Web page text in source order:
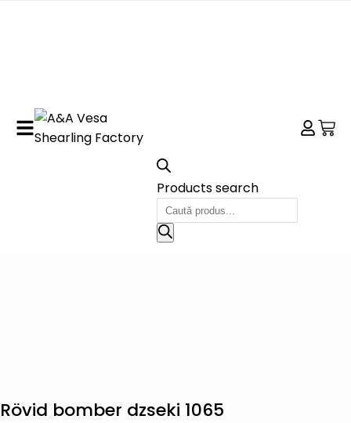
Products search
Rövid bomber dzseki 1065